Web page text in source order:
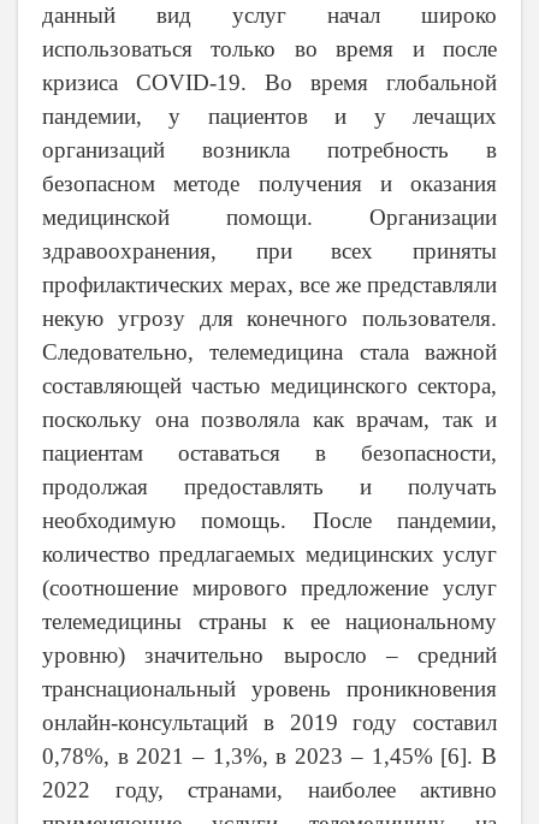
данный вид услуг начал широко
использоваться только во время и после
кризиса COVID-19. Во время глобальной
пандемии, у пациентов и у лечащих
организаций возникла потребность в
безопасном методе получения и оказания
медицинской помощи. Организации
здравоохранения, при всех приняты
профилактических мерах, все же представляли
некую угрозу для конечного пользователя.
Следовательно, телемедицина стала важной
составляющей частью медицинского сектора,
поскольку она позволяла как врачам, так и
пациентам оставаться в безопасности,
продолжая предоставлять и получать
необходимую помощь. После пандемии,
количество предлагаемых медицинских услуг
(соотношение мирового предложение услуг
телемедицины страны к ее национальному
уровню) значительно выросло – средний
транснациональный уровень проникновения
онлайн-консультаций в 2019 году составил
0,78%, в 2021 – 1,3%, в 2023 – 1,45% [6]. В
2022 году, странами, наиболее активно